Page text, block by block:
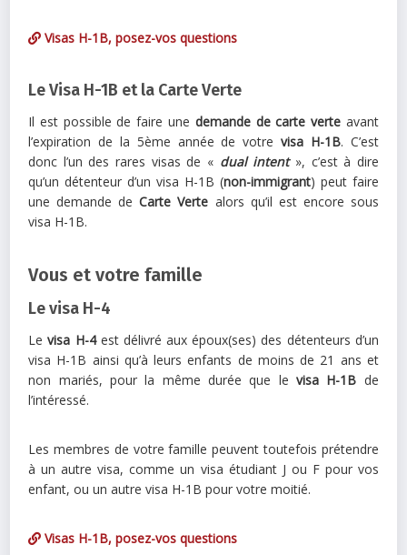
Visas H-1B, posez-vos questions
Le Visa H-1B et la Carte Verte
Il est possible de faire une demande de carte verte avant
l’expiration de la 5ème année de votrevisa H-1B. C’est
donc l’un des rares visas de « dual intent », c’est à dire
qu’un détenteur d’un visa H-1B (non-immigrant) peut faire
une demande deCarte Verte alors qu’il est encore sous
visa H-1B.
Vous et votre famille
Le visa H-4
Levisa H-4est délivré aux époux(ses) des détenteurs d’un
visa H-1B ainsi qu’à leurs enfants de moins de 21 ans et
non mariés, pour la même durée que levisa H-1B de
l’intéressé.
Les membres de votre famille peuvent toutefois prétendre
à un autre visa, comme un visa étudiant J ou F pour vos
enfant, ou un autre visa H-1B pour votre moitié.
Visas H-1B, posez-vos questions